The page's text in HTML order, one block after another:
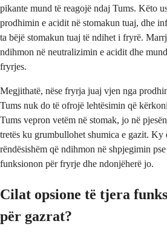
pikante mund të reagojë ndaj Tums. Këto
prodhimin e acidit në stomakun tuaj, dhe
ta bëjë stomakun tuaj të ndihet i fryrë.
ndihmon në neutralizimin e acidit dhe
fryrjes.
Megjithatë, nëse fryrja juaj vjen nga
Tums nuk do të ofrojë lehtësimin që
Tums vepron vetëm në stomak, jo në
tretës ku grumbullohet shumica e gazit. Ky
rëndësishëm që ndihmon në shpjegimin
funksionon për fryrje dhe ndonjëherë jo.
Cilat opsione të tjera
për gazrat?